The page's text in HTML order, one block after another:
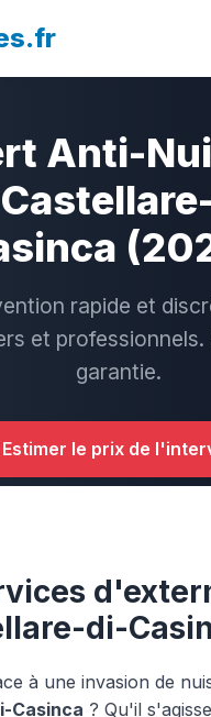
Anti-
rapide et
et professionnels.
garantie.
Estimer le prix de
di-
à une invasion de
Casinca ? Qu'il